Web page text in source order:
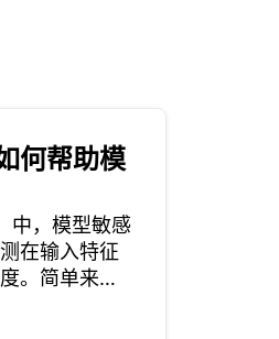
何帮助模
中，模型敏感
在输入特征
。简单来
的敏感程